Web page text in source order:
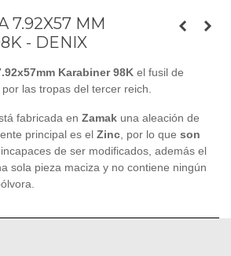
7.92X57 MM
- DENIX
Karabiner 98K el fusil de
las tropas del tercer reich.
fabricada en Zamak una aleación de
principal es el Zinc , por lo que son
de ser modificados, además el
sola pieza maciza y no contiene ningún